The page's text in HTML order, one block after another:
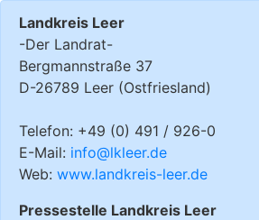
Landkreis Leer
-Der Landrat-
Bergmannstraße 37
D-26789 Leer (Ostfriesland)
Telefon: +49 (0) 491 / 926-0
E-Mail: info@lkleer.de
Web: www.landkreis-leer.de
Pressestelle Landkreis Leer